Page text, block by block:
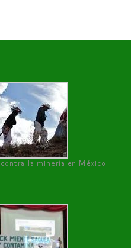
la minería en México